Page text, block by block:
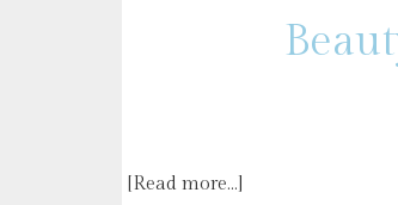
[Read more…]